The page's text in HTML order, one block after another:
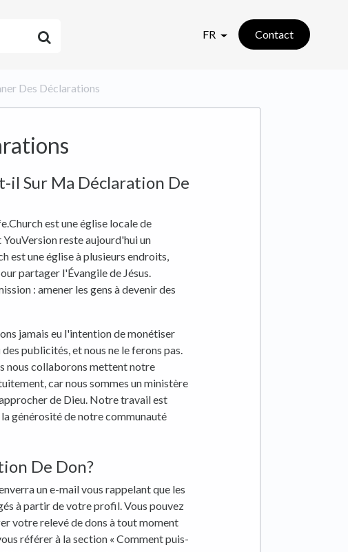
FR Contact
Des Déclarations
il Sur Ma Déclaration De
est une église locale de
reste aujourd'hui un
est une église à plusieurs endroits,
partager l'Évangile de Jésus.
: amener les gens à devenir des
jamais eu l'intention de monétiser
publicités, et nous ne le ferons pas.
nous collaborons mettent notre
car nous sommes un ministère
de Dieu. Notre travail est
générosité de notre communauté
De Don?
un e-mail vous rappelant que les
à partir de votre profil. Vous pouvez
votre relevé de dons à tout moment
référer à la section « Comment puis-